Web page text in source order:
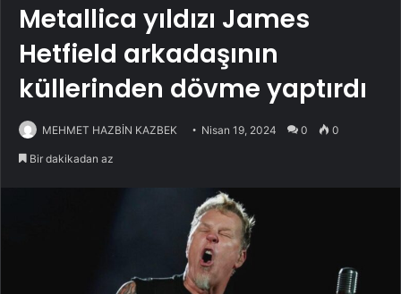
Metallica yıldızı James
Hetfield arkadaşının
küllerinden dövme yaptırdı
MEHMET HAZBİN KAZBEK Nisan 19, 2024 0 0
Bir dakikadan az